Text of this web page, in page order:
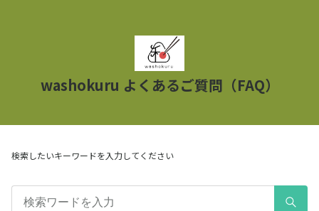
washokuru よくあるご質問（FAQ）
検索したいキーワードを入力してください